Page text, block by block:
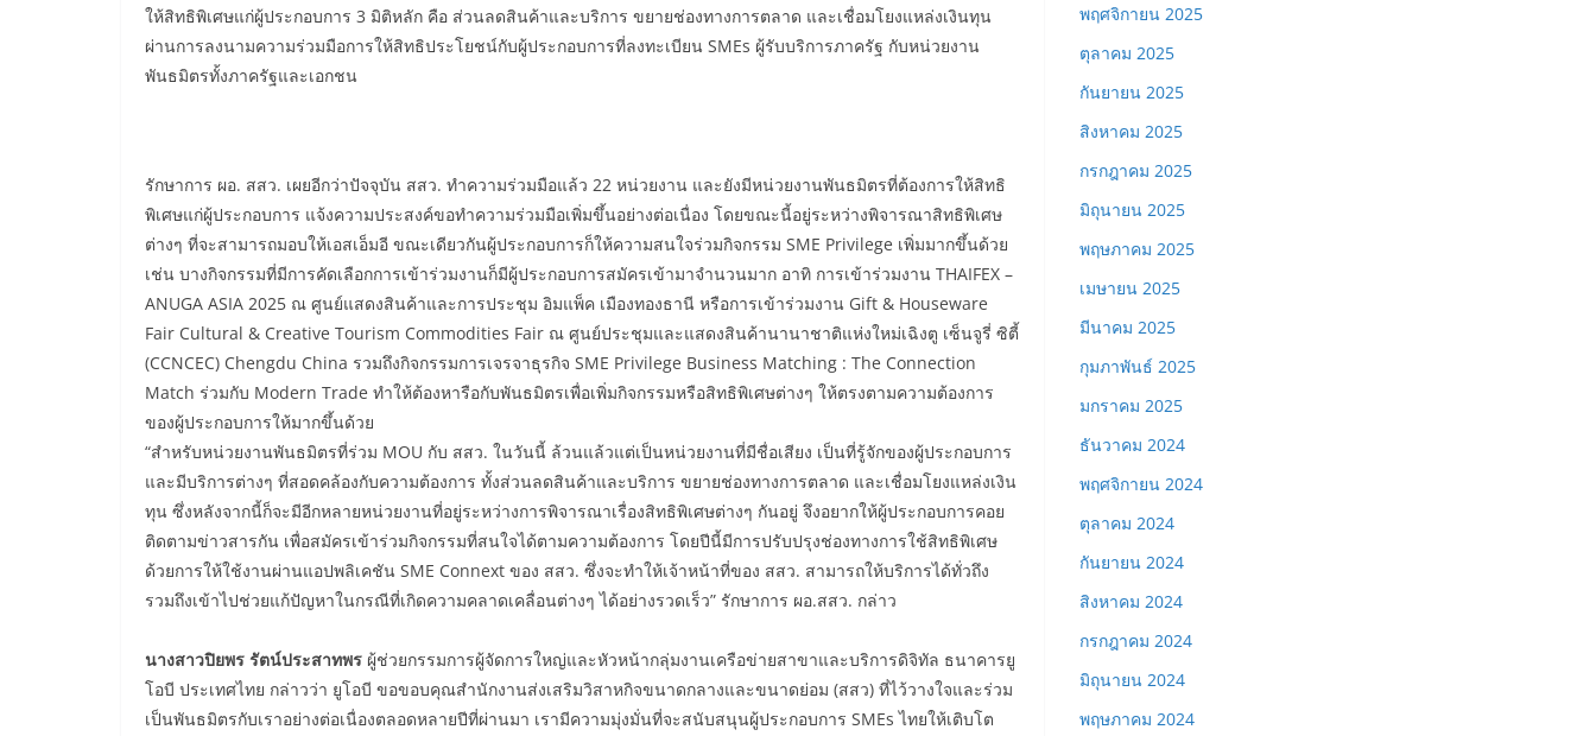
ให้สิทธิพิเศษแก่ผู้ประกอบการ 3 มิติหลัก คือ ส่วนลดสินค้าและบริการ ขยายช่องทางการตลาด และเชื่อมโยงแหล่งเงินทุน
ผ่านการลงนามความร่วมมือการให้สิทธิประโยชน์กับผู้ประกอบการที่ลงทะเบียน SMEs ผู้รับบริการภาครัฐ กับหน่วยงาน
พันธมิตรทั้งภาครัฐและเอกชน
รักษาการ ผอ. สสว. เผยอีกว่าปัจจุบัน สสว. ทำความร่วมมือแล้ว 22 หน่วยงาน และยังมีหน่วยงานพันธมิตรที่ต้องการให้สิทธิ
พิเศษแก่ผู้ประกอบการ แจ้งความประสงค์ขอทำความร่วมมือเพิ่มขึ้นอย่างต่อเนื่อง โดยขณะนี้อยู่ระหว่างพิจารณาสิทธิพิเศษ
ต่างๆ ที่จะสามารถมอบให้เอสเอ็มอี ขณะเดียวกันผู้ประกอบการก็ให้ความสนใจร่วมกิจกรรม SME Privilege เพิ่มมากขึ้นด้วย
เช่น บางกิจกรรมที่มีการคัดเลือกการเข้าร่วมงานก็มีผู้ประกอบการสมัครเข้ามาจำนวนมาก อาทิ การเข้าร่วมงาน THAIFEX –
ANUGA ASIA 2025 ณ ศูนย์แสดงสินค้าและการประชุม อิมแพ็ค เมืองทองธานี หรือการเข้าร่วมงาน Gift & Houseware
Fair Cultural & Creative Tourism Commodities Fair ณ ศูนย์ประชุมและแสดงสินค้านานาชาติแห่งใหม่เฉิงตู เซ็นจูรี่ ซิตี้
(CCNCEC) Chengdu China รวมถึงกิจกรรมการเจรจาธุรกิจ SME Privilege Business Matching : The Connection
Match ร่วมกับ Modern Trade ทำให้ต้องหารือกับพันธมิตรเพื่อเพิ่มกิจกรรมหรือสิทธิพิเศษต่างๆ ให้ตรงตามความต้องการ
ของผู้ประกอบการให้มากขึ้นด้วย
“สำหรับหน่วยงานพันธมิตรที่ร่วม MOU กับ สสว. ในวันนี้ ล้วนแล้วแต่เป็นหน่วยงานที่มีชื่อเสียง เป็นที่รู้จักของผู้ประกอบการ
และมีบริการต่างๆ ที่สอดคล้องกับความต้องการ ทั้งส่วนลดสินค้าและบริการ ขยายช่องทางการตลาด และเชื่อมโยงแหล่งเงิน
ทุน ซึ่งหลังจากนี้ก็จะมีอีกหลายหน่วยงานที่อยู่ระหว่างการพิจารณาเรื่องสิทธิพิเศษต่างๆ กันอยู่ จึงอยากให้ผู้ประกอบการคอย
ติดตามข่าวสารกัน เพื่อสมัครเข้าร่วมกิจกรรมที่สนใจได้ตามความต้องการ โดยปีนี้มีการปรับปรุงช่องทางการใช้สิทธิพิเศษ
ด้วยการให้ใช้งานผ่านแอปพลิเคชัน SME Connext ของ สสว. ซึ่งจะทำให้เจ้าหน้าที่ของ สสว. สามารถให้บริการได้ทั่วถึง
รวมถึงเข้าไปช่วยแก้ปัญหาในกรณีที่เกิดความคลาดเคลื่อนต่างๆ ได้อย่างรวดเร็ว” รักษาการ ผอ.สสว. กล่าว
นางสาวปิยพร รัตน์ประสาทพร ผู้ช่วยกรรมการผู้จัดการใหญ่และหัวหน้ากลุ่มงานเครือข่ายสาขาและบริการดิจิทัล ธนาคารยู
โอบี ประเทศไทย กล่าวว่า ยูโอบี ขอขอบคุณสำนักงานส่งเสริมวิสาหกิจขนาดกลางและขนาดย่อม (สสว) ที่ไว้วางใจและร่วม
เป็นพันธมิตรกับเราอย่างต่อเนื่องตลอดหลายปีที่ผ่านมา เรามีความมุ่งมั่นที่จะสนับสนุนผู้ประกอบการ SMEs ไทยให้เติบโต
พฤศจิกายน 2025
ตุลาคม 2025
กันยายน 2025
สิงหาคม 2025
กรกฎาคม 2025
มิถุนายน 2025
พฤษภาคม 2025
เมษายน 2025
มีนาคม 2025
กุมภาพันธ์ 2025
มกราคม 2025
ธันวาคม 2024
พฤศจิกายน 2024
ตุลาคม 2024
กันยายน 2024
สิงหาคม 2024
กรกฎาคม 2024
มิถุนายน 2024
พฤษภาคม 2024